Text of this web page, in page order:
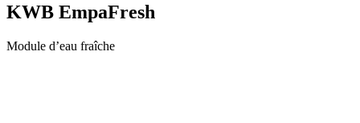
KWB EmpaFresh
Module d’eau fraîche